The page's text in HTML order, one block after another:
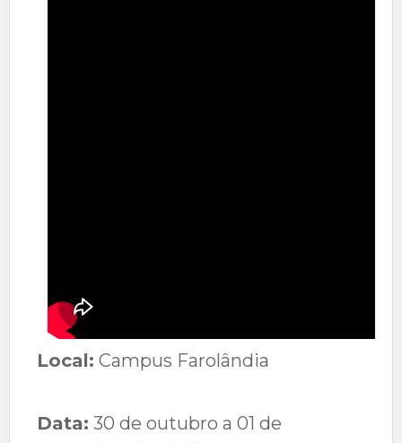
Local: Campus Farolândia
Data: 30 de outubro a 01 de